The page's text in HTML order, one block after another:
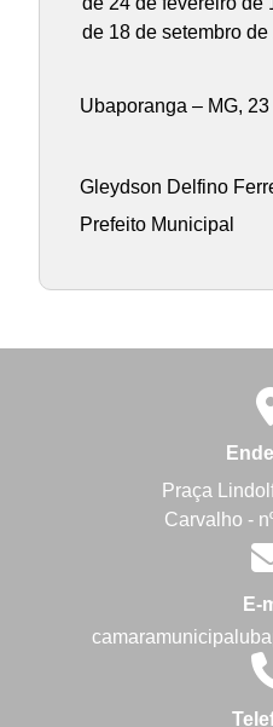
de 18 de setembro de
Ubaporanga – MG,
Gleydson Delfino
Prefeito Municipal
Praça
Carvalho -
E-